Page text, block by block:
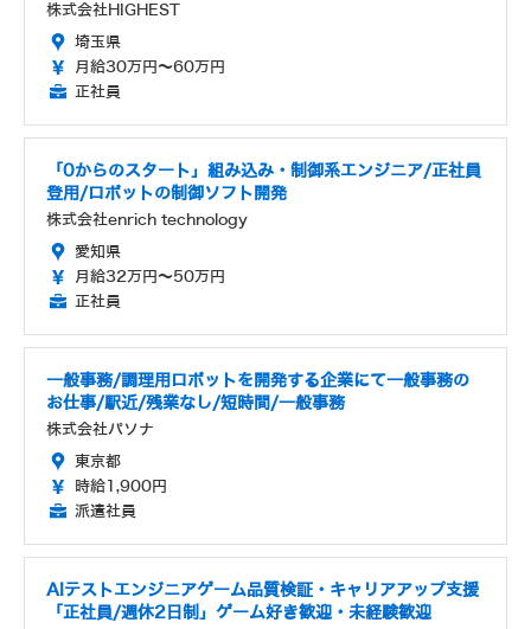
株式会社HIGHEST
埼玉県
月給30万円～60万円
正社員
「0からのスタート」組み込み・制御系エンジニア/正社員
登用/ロボットの制御ソフト開発
株式会社enrich technology
愛知県
月給32万円～50万円
正社員
一般事務/調理用ロボットを開発する企業にて一般事務の
お仕事/駅近/残業なし/短時間/一般事務
株式会社パソナ
東京都
時給1,900円
派遣社員
AIテストエンジニアゲーム品質検証・キャリアアップ支援
「正社員/週休2日制」ゲーム好き歓迎・未経験歓迎